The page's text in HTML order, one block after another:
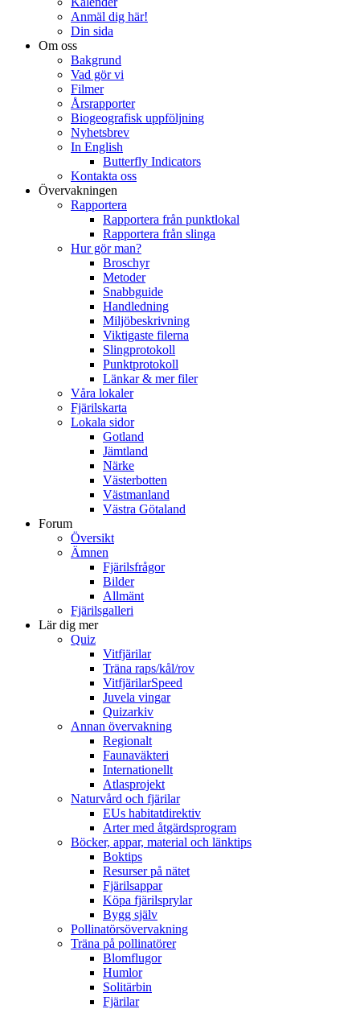
Anmäl dig här!
Din sida
Om oss
Bakgrund
Vad gör vi
Filmer
Årsrapporter
Biogeografisk uppföljning
Nyhetsbrev
In English
Butterfly Indicators
Kontakta oss
Övervakningen
Rapportera
Rapportera från punktlokal
Rapportera från slinga
Hur gör man?
Broschyr
Metoder
Snabbguide
Handledning
Miljöbeskrivning
Viktigaste filerna
Slingprotokoll
Punktprotokoll
Länkar & mer filer
Våra lokaler
Fjärilskarta
Lokala sidor
Gotland
Jämtland
Närke
Västerbotten
Västmanland
Västra Götaland
Forum
Översikt
Ämnen
Fjärilsfrågor
Bilder
Allmänt
Fjärilsgalleri
Lär dig mer
Quiz
Vitfjärilar
Träna raps/kål/rov
VitfjärilarSpeed
Juvela vingar
Quizarkiv
Annan övervakning
Regionalt
Faunaväkteri
Internationellt
Atlasprojekt
Naturvård och fjärilar
EUs habitatdirektiv
Arter med åtgärdsprogram
Böcker, appar, material och länktips
Boktips
Resurser på nätet
Fjärilsappar
Köpa fjärilsprylar
Bygg själv
Pollinatörsövervakning
Träna på pollinatörer
Blomflugor
Humlor
Solitärbin
Fjärilar